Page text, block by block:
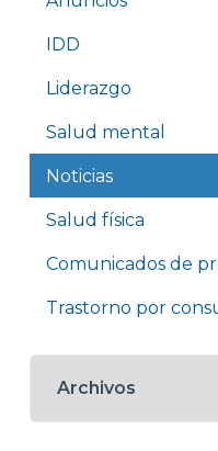
IDD
Liderazgo
Salud mental
Noticias
Salud física
Comunicados de
Trastorno por